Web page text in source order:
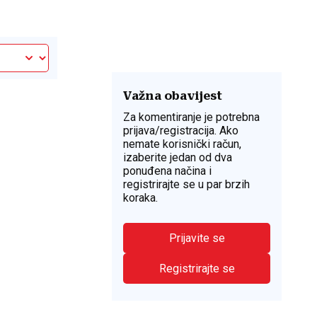
Važna obavijest
Za komentiranje je potrebna
prijava/registracija. Ako
nemate korisnički račun,
izaberite jedan od dva
ponuđena načina i
registrirajte se u par brzih
koraka.
Prijavite se
Registrirajte se